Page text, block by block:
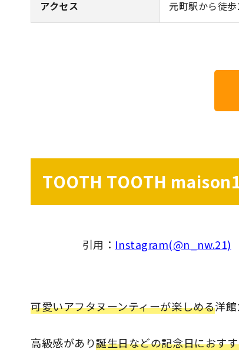
アクセス 元町駅から徒
TOOTH TOOTH
引用： Instagram(@n_nw.21)
可愛いアフタヌーンティーが楽しめる洋館
高級感があり誕生日などの記念日におす